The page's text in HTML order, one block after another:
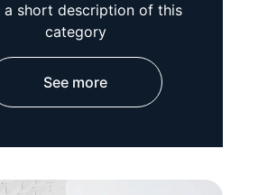
a short description of this
category
See more